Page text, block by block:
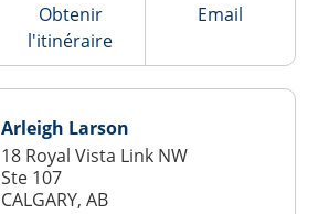
Obtenir
l'itinéraire
Email
Arleigh Larson
18 Royal Vista Link NW
Ste 107
CALGARY, AB